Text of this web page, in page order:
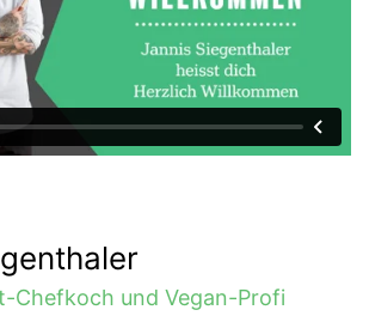
Chefkoch und Vegan-Profi